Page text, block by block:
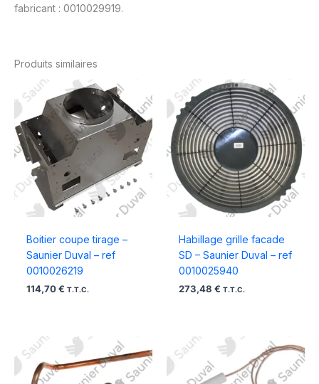
fabricant : 0010029919.
Produits similaires
Boitier coupe tirage –
Saunier Duval – ref
0010026219
114,70 € T.T.C.
Habillage grille facade
SD – Saunier Duval – ref
0010025940
273,48 € T.T.C.